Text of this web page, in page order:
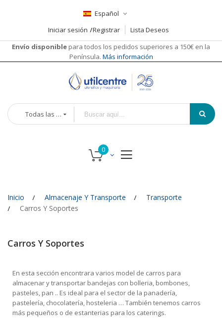
Español
Iniciar sesión
Registrar
Lista Deseos
Envío disponible para todos los pedidos superiores a 150€ en la
Península. Más información
Todas las categorías
Inicio Almacenaje Y Transporte
Transporte
Carros Y Soportes
Carros Y Soportes
En esta sección encontrara varios model de carros para
almacenar y transportar bandejas con bolleria, bombones,
pasteles, pan .. Es ideal para el sector de la panadería,
pastelería, chocolatería, hosteleria … También tenemos carros
más pequeños o de estanterias para los caterings.